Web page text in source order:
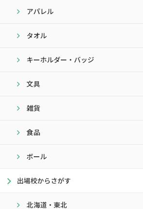
アパレル
タオル
キーホルダー・バッジ
文具
雑貨
食品
ボール
出場校からさがす
北海道・東北